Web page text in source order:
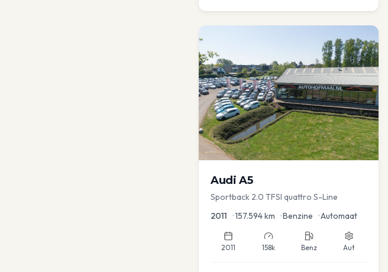
Audi A5
Sportback 2.0 TFSI quattro S-Line
2011 •157.594km •Benzine •Automaat
2011 158k Benz Aut